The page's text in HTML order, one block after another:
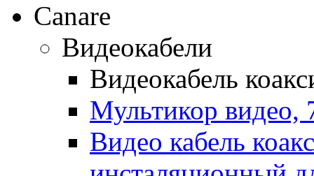
Canare
Видеокабели
Видеокабель
Мультикор видео,
Видео кабель